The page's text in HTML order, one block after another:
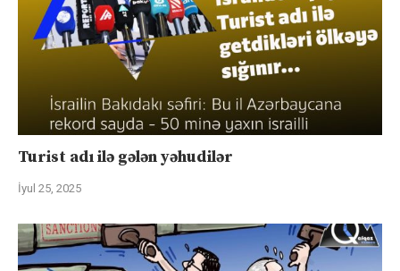
Turist adı ilə gələn yəhudilər
İyul 25, 2025